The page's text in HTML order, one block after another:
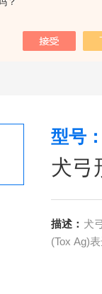
Ag)ELISA试剂盒
型号：
犬弓
描述： 犬
(Tox Ag)表